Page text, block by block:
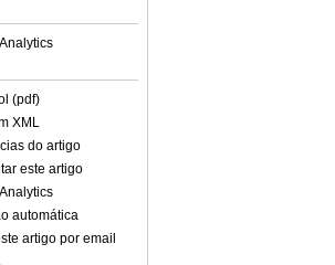
(pdf)
XML
do artigo
este artigo
automática
artigo por email